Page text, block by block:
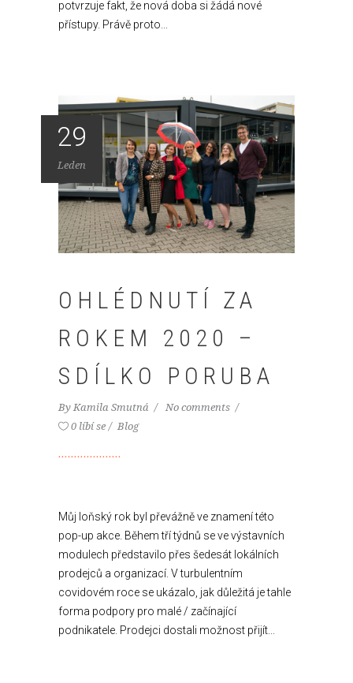
potvrzuje fakt, že nová doba si žádá nové
přístupy. Právě proto...
29
Leden
OHLÉDNUTÍ ZA
ROKEM 2020 –
SDÍLKO PORUBA
By Kamila Smutná
No comments
0 líbí se
Blog
Můj loňský rok byl převážně ve znamení této
pop-up akce. Během tří týdnů se ve výstavních
modulech představilo přes šedesát lokálních
prodejců a organizací. V turbulentním
covidovém roce se ukázalo, jak důležitá je tahle
forma podpory pro malé / začínající
podnikatele. Prodejci dostali možnost přijít...